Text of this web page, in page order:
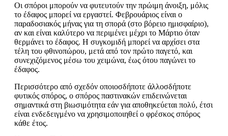
Οι σπόροι μπορούν να φυτευτούν την πρώιμη άνοιξη, μόλις
το έδαφος μπορεί να εργαστεί. Φεβρουάριος είναι ο
παραδοσιακός μήνας για τη σπορά (στο βόρειο ημισφαίριο),
αν και είναι καλύτερο να περιμένει μέχρι το Μάρτιο όταν
θερμάνει το έδαφος. Η συγκομιδή μπορεί να αρχίσει στα
τέλη του φθινοπώρου, μετά από τον πρώτο παγετό, και
συνεχιζόμενος μέσω του χειμώνα, έως ότου παγώνει το
έδαφος.
Περισσότερο από σχεδόν οποιοσδήποτε άλλοσδήποτε
φυτικός σπόρος, ο σπόρος παστινακών επιδεινώνεται
σημαντικά στη βιωσιμότητα εάν για αποθηκεύεται πολύ, έτσι
είναι ενδεδειγμένο να χρησιμοποιηθεί ο φρέσκος σπόρος
κάθε έτος.